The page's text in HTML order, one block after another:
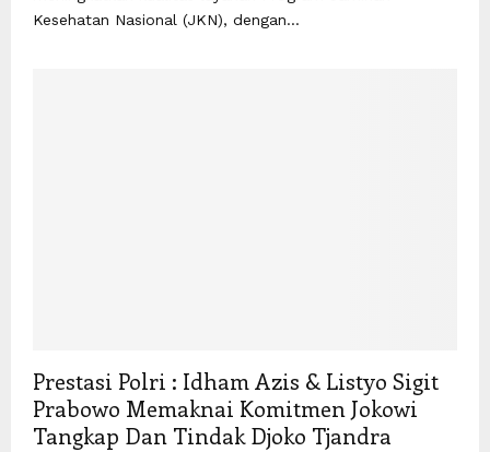
Kesehatan Nasional (JKN), dengan...
Prestasi Polri : Idham Azis & Listyo Sigit
Prabowo Memaknai Komitmen Jokowi
Tangkap Dan Tindak Djoko Tjandra